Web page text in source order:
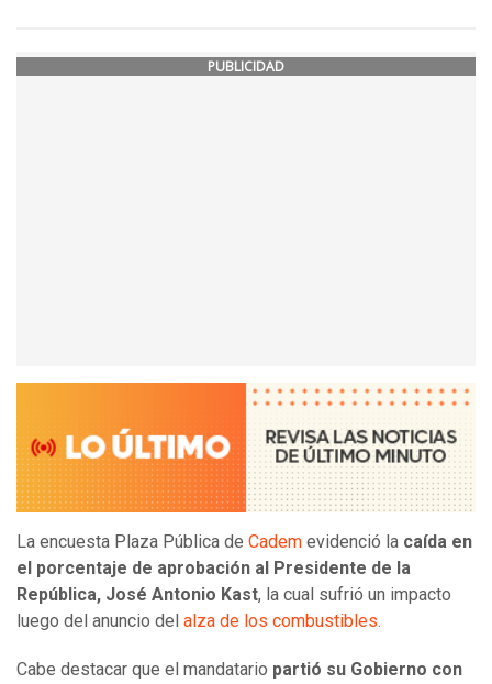
PUBLICIDAD
La encuesta Plaza Pública de Cadem evidenció la caída en
el porcentaje de aprobación al Presidente de la
República, José Antonio Kast, la cual sufrió un impacto
luego del anuncio del alza de los combustibles.
Cabe destacar que el mandatario partió su Gobierno con